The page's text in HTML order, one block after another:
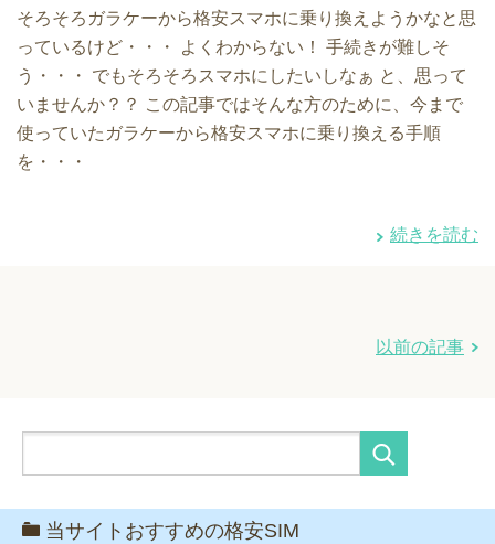
そろそろガラケーから格安スマホに乗り換えようかなと思
っているけど・・・ よくわからない！ 手続きが難しそ
う・・・ でもそろそろスマホにしたいしなぁ と、思って
いませんか？？ この記事ではそんな方のために、今まで
使っていたガラケーから格安スマホに乗り換える手順
を・・・
続きを読む
以前の記事
当サイトおすすめの格安SIM